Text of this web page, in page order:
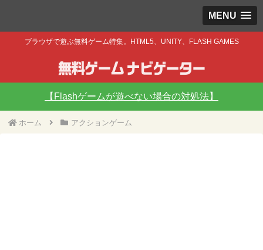
MENU
ブラウザで遊ぶ無料ゲーム特集。HTML5、UNITY、FLASH GAMES
【Flashゲームが遊べない場合の対処法】
ホーム アクションゲーム